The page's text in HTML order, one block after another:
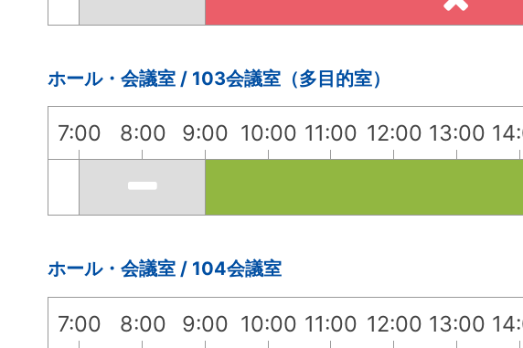
ホール・会議室 / 103会議室（多目的室）
7:00 8:00 9:00 10:00 11:00 12:00 13:00
ホール・会議室 / 104会議室
7:00 8:00 9:00 10:00 11:00 12:00 13:00